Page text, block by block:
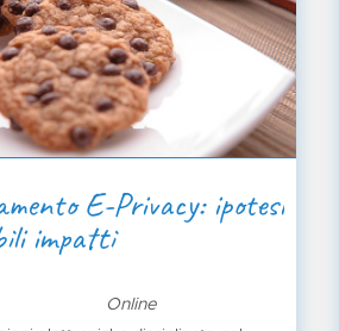
E-Privacy: ipotesi
impatti
Online